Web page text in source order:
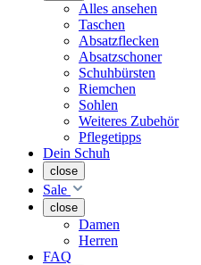
Alles ansehen
Taschen
Absatzflecken
Absatzschoner
Schuhbürsten
Riemchen
Sohlen
Weiteres Zubehör
Pflegetipps
Dein Schuh
close
Sale
close
Damen
Herren
FAQ